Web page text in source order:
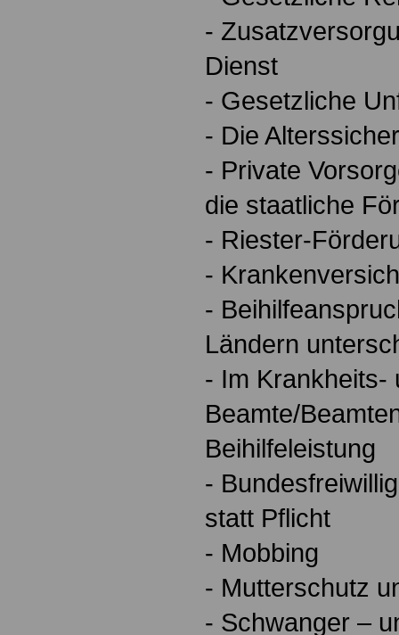
-
Dienst
- Gesetzliche
- Die
- Private
die staatliche
- Riester-
-
-
Ländern
- Im Krankheits-
Beamte/
Beihilfeleistung
-
statt Pflicht
- Mobbing
- Mutterschutz
- Schwanger –